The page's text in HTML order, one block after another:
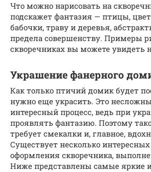
Что можно нарисовать на
подскажет фантазия — птицы,
бабочки, траву и деревья,
предела совершенству. Примеры
скворечниках вы можете увидеть
Украшение фанерного
Как только птичий домик будет
нужно еще украсить. Это
интересный процесс, ведь при
проявлять фантазию. Поэтому
требует смекалки и, главное,
Существует несколько
оформления скворечника,
Ниже представлены самые яркие